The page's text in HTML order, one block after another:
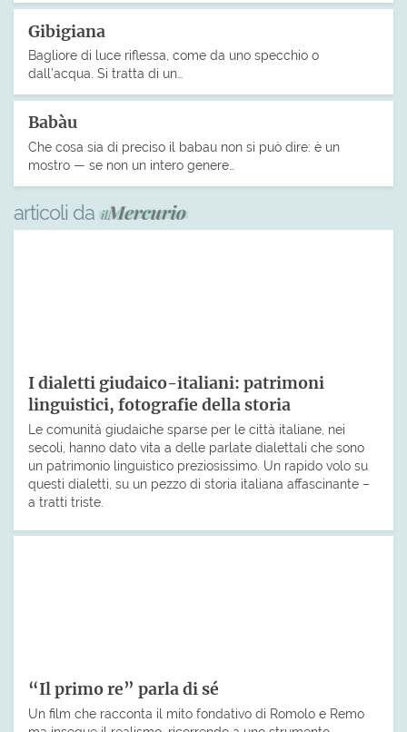
Gibigiana
Bagliore di luce riflessa, come da uno specchio o
dall’acqua. Si tratta di un…
Babàu
Che cosa sia di preciso il babau non si può dire: è un
mostro — se non un intero genere…
articoli da
I dialetti giudaico-italiani: patrimoni
linguistici, fotografie della storia
Le comunità giudaiche sparse per le città italiane, nei
secoli, hanno dato vita a delle parlate dialettali che sono
un patrimonio linguistico preziosissimo. Un rapido volo su
questi dialetti, su un pezzo di storia italiana affascinante –
a tratti triste.
“Il primo re” parla di sé
Un film che racconta il mito fondativo di Romolo e Remo